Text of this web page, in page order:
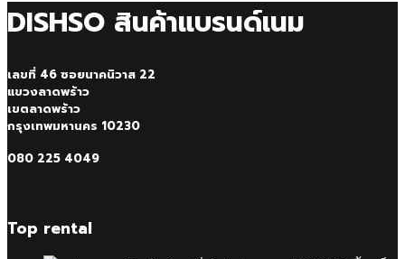
DISHSO สินค้าแบรนด์เนม
เลขที่ 46 ซอยนาคนิวาส 22
แขวงลาดพร้าว
เขตลาดพร้าว
กรุงเทพมหานคร 10230
080 225 4049
Top rental